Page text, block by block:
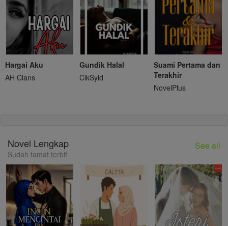
Hargai Aku
AH Clans
Gundik Halal
CikSyid
Suami Pertama dan
Terakhir
NovelPlus
Novel Lengkap
Sudah tamat terbit
See all